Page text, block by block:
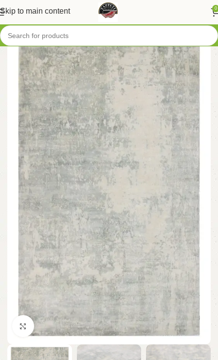
Skip to main content 0
Click to enlarge